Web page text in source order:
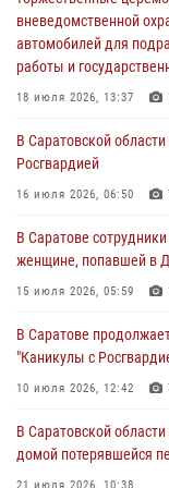
18 июля 2026, 13:37
В Саратовской
Росгвардией
В Саратове
женщине, попавшей в
В Саратове
"Каникулы с
В Саратовской
задержан
вневедомственной
автомобилей для
работы и
18 июля 2026, 13:37
В Саратовской
Росгвардией
16 июля 2026, 06:50
В Саратове
женщине, попавшей в
15 июля 2026, 05:59
В Саратове
"Каникулы с
10 июля 2026, 12:42
В Саратовской
домой потерявшейся
21 июля 2026, 10:38